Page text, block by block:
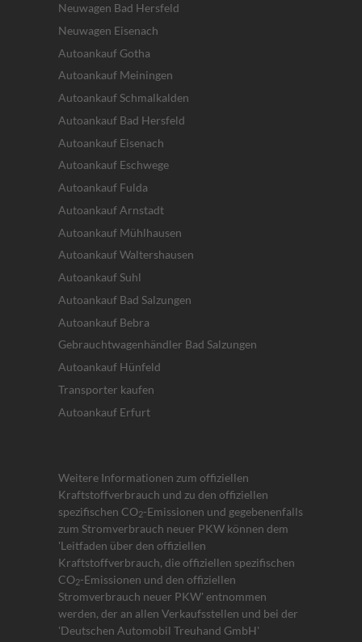
Neuwagen Bad Hersfeld
Neuwagen Eisenach
Autoankauf Gotha
Autoankauf Meiningen
Autoankauf Schmalkalden
Autoankauf Bad Hersfeld
Autoankauf Eisenach
Autoankauf Eschwege
Autoankauf Fulda
Autoankauf Arnstadt
Autoankauf Mühlhausen
Autoankauf Waltershausen
Autoankauf Suhl
Autoankauf Bad Salzungen
Autoankauf Bebra
Gebrauchtwagenhändler Bad Salzungen
Autoankauf Hünfeld
Transporter kaufen
Autoankauf Erfurt
Weitere Informationen zum offiziellen
Kraftstoffverbrauch und zu den offiziellen
spezifischen CO2-Emissionen und gegebenenfalls
zum Stromverbrauch neuer PKW können dem
'Leitfaden über den offiziellen
Kraftstoffverbrauch, die offiziellen spezifischen
CO2-Emissionen und den offiziellen
Stromverbrauch neuer PKW' entnommen
werden, der an allen Verkaufsstellen und bei der
'Deutschen Automobil Treuhand GmbH'